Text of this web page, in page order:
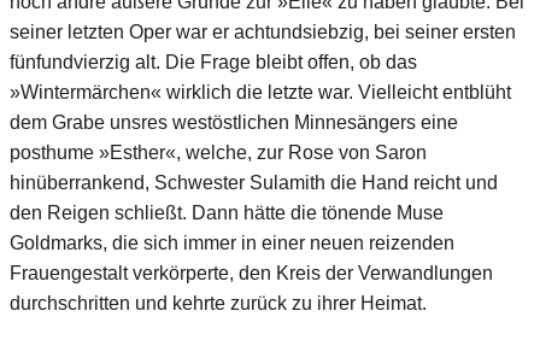
seiner letzten Oper war er achtundsiebzig, bei seiner ersten
fünfundvierzig alt. Die Frage bleibt offen, ob das
»Wintermärchen« wirklich die letzte war. Vielleicht entblüht
dem Grabe unsres westöstlichen Minnesängers eine
posthume »Esther«, welche, zur Rose von Saron
hinüberrankend, Schwester Sulamith die Hand reicht und
den Reigen schließt. Dann hätte die tönende Muse
Goldmarks, die sich immer in einer neuen reizenden
Frauengestalt verkörperte, den Kreis der Verwandlungen
durchschritten und kehrte zurück zu ihrer Heimat.